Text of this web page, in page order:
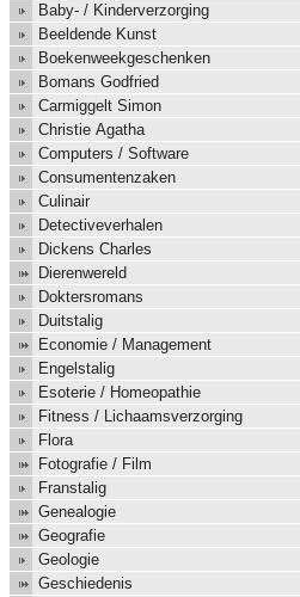
Baby- / Kinderverzorging
Beeldende Kunst
Boekenweekgeschenken
Bomans Godfried
Carmiggelt Simon
Christie Agatha
Computers / Software
Consumentenzaken
Culinair
Detectiveverhalen
Dickens Charles
Dierenwereld
Doktersromans
Duitstalig
Economie / Management
Engelstalig
Esoterie / Homeopathie
Fitness / Lichaamsverzorging
Flora
Fotografie / Film
Franstalig
Genealogie
Geografie
Geologie
Geschiedenis